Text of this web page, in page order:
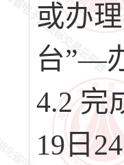
或办
台”—
4.2 完
19日